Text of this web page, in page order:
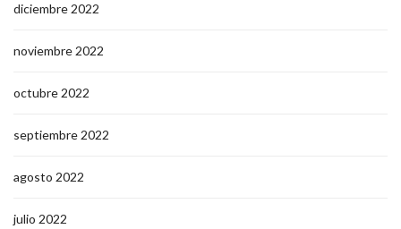
diciembre 2022
noviembre 2022
octubre 2022
septiembre 2022
agosto 2022
julio 2022